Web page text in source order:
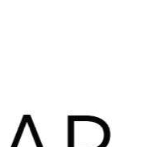
Categorii